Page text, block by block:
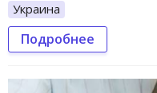
Украина
Подробнее